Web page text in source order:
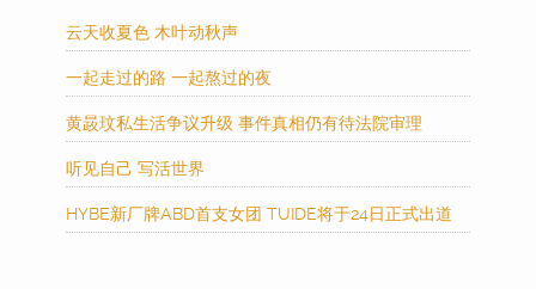
云天收夏色 木叶动秋声
一起走过的路 一起熬过的夜
黄晸玟私生活争议升级 事件真相仍有待法院审理
听见自己 写活世界
HYBE新厂牌ABD首支女团 TUIDE将于24日正式出道